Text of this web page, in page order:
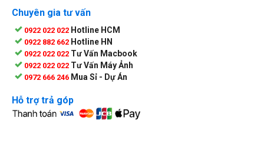
Chuyên gia tư vấn
0922 022 022 Hotline HCM
0922 882 662 Hotline HN
0922 022 022 Tư Vấn Macbook
0922 022 022 Tư Vấn Máy Ảnh
0972 666 246 Mua Sỉ - Dự Án
Hỗ trợ trả góp